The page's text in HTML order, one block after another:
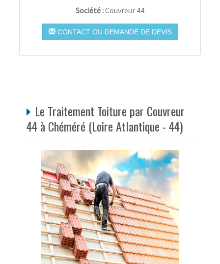
Société :Couvreur 44
CONTACT OU DEMANDE DE DEVIS
Le Traitement Toiture par Couvreur
44 à Chéméré (Loire Atlantique - 44)